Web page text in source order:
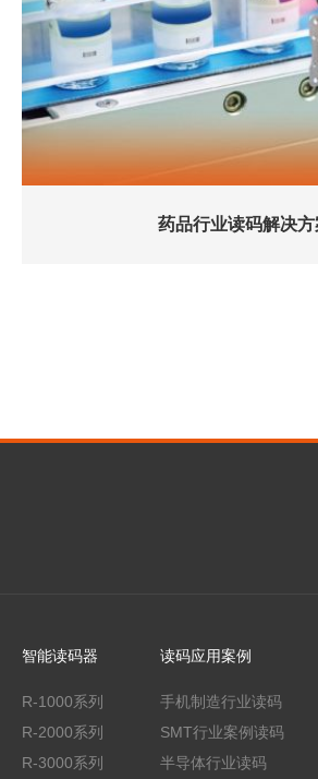
药品行业读码解决方
智能读码器
R-1000系列
R-2000系列
R-3000系列
读码应用案例
手机制造行业读码
SMT行业案例读码
半导体行业读码